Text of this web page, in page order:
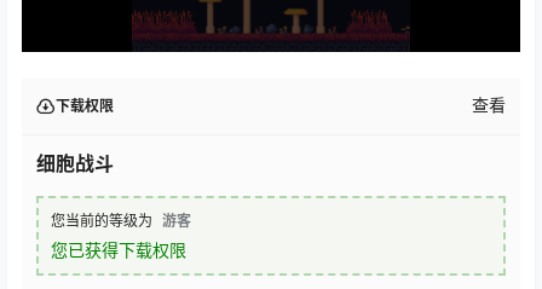
下载权限 查看
细胞战斗
您当前的等级为 游客
您已获得下载权限